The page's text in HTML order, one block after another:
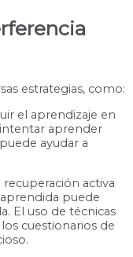
estrategias, como:
el aprendizaje en
intentar aprender
ayudar a
recuperación activa
puede
El uso de técnicas
cuestionarios de